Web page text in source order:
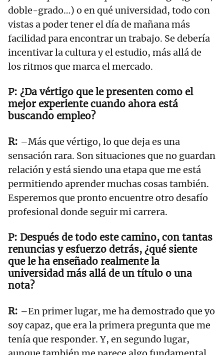
doble-grado…) o en qué universidad, todo con
vistas a poder tener el día de mañana más
facilidad para encontrar un trabajo. Se debería
incentivar la cultura y el estudio, más allá de
los ritmos que marca el mercado.
¿Da vértigo que le presenten como el
mejor experiente cuando ahora está
buscando empleo?
–Más que vértigo, lo que deja es una
sensación rara. Son situaciones que no guardan
relación y está siendo una etapa que me está
permitiendo aprender muchas cosas también.
Esperemos que pronto encuentre otro desafío
profesional donde seguir mi carrera.
Después de todo este camino, con tantas
renuncias y esfuerzo detrás, ¿qué siente
que le ha enseñado realmente la
universidad más allá de un título o una
nota?
–En primer lugar, me ha demostrado que yo
soy capaz, que era la primera pregunta que me
tenía que responder. Y, en segundo lugar,